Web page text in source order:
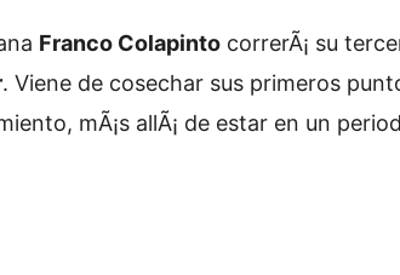
Franco Colapinto correrÃ¡ su
. Viene de cosechar sus primeros
mÃ¡s allÃ¡ de estar en un